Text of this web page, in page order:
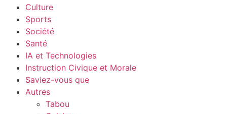
Culture
Sports
Société
Santé
IA et Technologies
Instruction Civique et Morale
Saviez-vous que
Autres
Tabou